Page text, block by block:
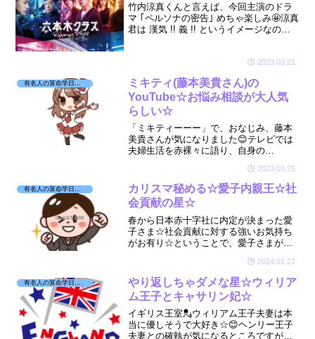
竹内涼真くんと言えば、今回主演のドラ
マ ｢ペルソナの密告｣ めちゃ楽しみ🤩涼真
君は 漢気 !! 義 !! というイメージなので
2023.03.21
ミキティ(藤本美貴さん)の
YouTube☆お悩み相談が大人気
らしい☆
「ミキティーーー」で、おなじみ、藤本
美貴さんが気になりました😊テレビでは
夫婦生活を赤裸々に語り、自身の
と☆バシッと発言する藤本美貴さんが人
気になる理由が分かりましたよ☆
2023.03.25
有名人の算命学日記☆
カリスマ秘める☆愛子内親王☆社
会貢献の星☆
春から日本赤十字社に内定が決まった愛
子さま☆社会貢献に対する強いお気持ち
がお有り☆ということで、愛子さまがお
2024.01.27
やり返しちゃダメな星☆ウィリア
ム王子とキャサリン妃☆
イギリス王室💂ウィリアム王子夫妻は本
当に優しそうで大好き☆😊ヘンリー王子
夫妻との確執が気になるところですが😑